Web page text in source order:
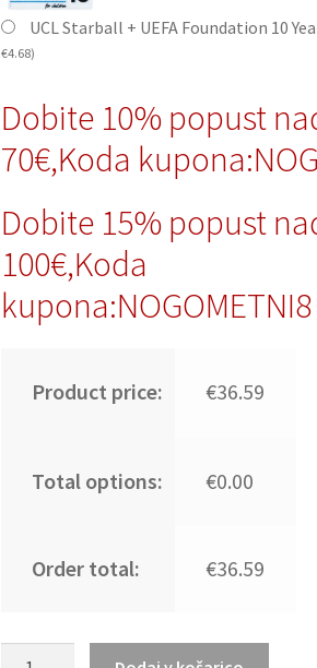
UCL Starball + UEFA Foundation 10
€4.68)
Dobite 10% popust
70€,Koda
Dobite 15% popust
100€,Koda
kupona:NOGOMETNI8
Product price: €36.59
Total options: €0.00
Order total: €36.59